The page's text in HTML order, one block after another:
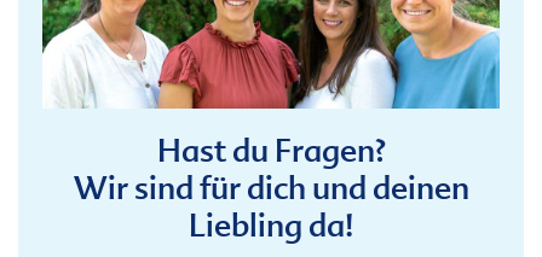
Hast du Fragen?
Wir sind für dich und deinen
Liebling da!